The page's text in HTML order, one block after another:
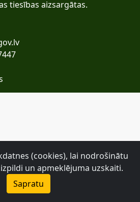
tiesības aizsargātas.
(cookies), lai nodrošinātu
un apmeklējuma uzskaiti.
Sapratu